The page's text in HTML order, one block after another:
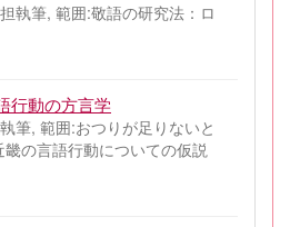
執筆, 範囲:敬語の研究法：ロ
行動の方言学
筆, 範囲:おつりが足りないと
の言語行動についての仮説